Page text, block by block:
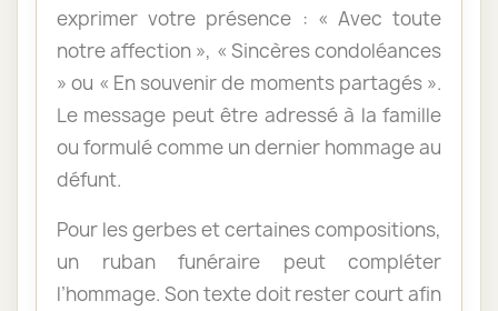
exprimer votre présence : « Avec toute
notre affection », « Sincères condoléances
» ou « En souvenir de moments partagés ».
Le message peut être adressé à la famille
ou formulé comme un dernier hommage au
défunt.
Pour les gerbes et certaines compositions,
un ruban funéraire peut compléter
l’hommage. Son texte doit rester court afin